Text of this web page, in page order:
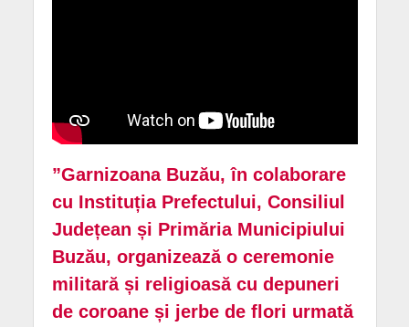
”Garnizoana Buzău, în colaborare
cu Instituția Prefectului, Consiliul
Județean și Primăria Municipiului
Buzău, organizează o ceremonie
militară și religioasă cu depuneri
de coroane și jerbe de flori urmată